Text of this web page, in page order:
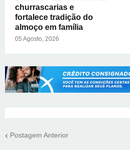
churrascarias e
fortalece tradição do
almoço em família
05 Agosto, 2026
Postagem Anterior